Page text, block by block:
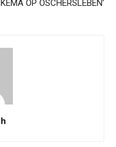
OP OSCHERSLEBEN’